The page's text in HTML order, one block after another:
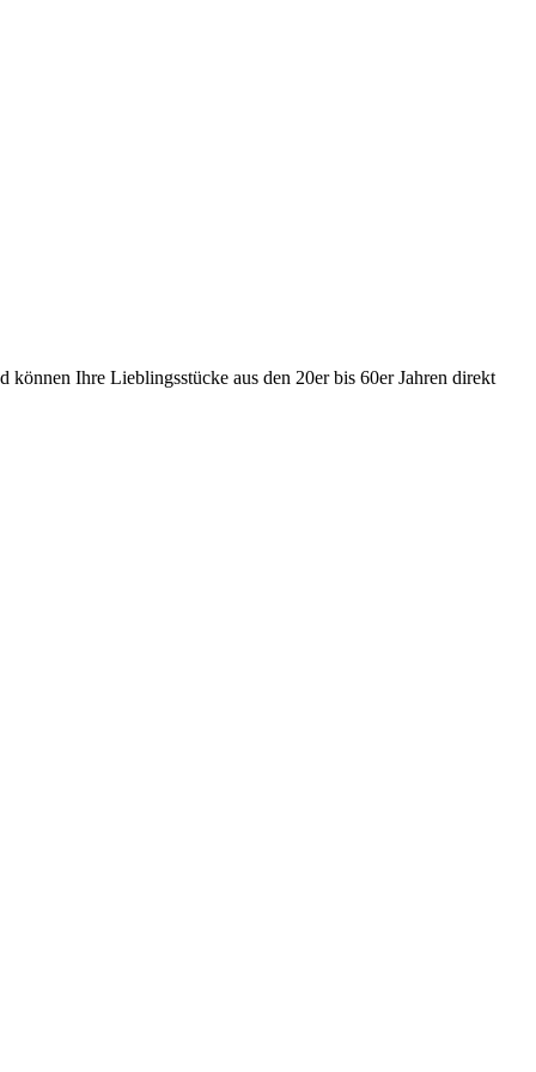
Ihre Lieblingsstücke aus den 20er bis 60er Jahren direkt